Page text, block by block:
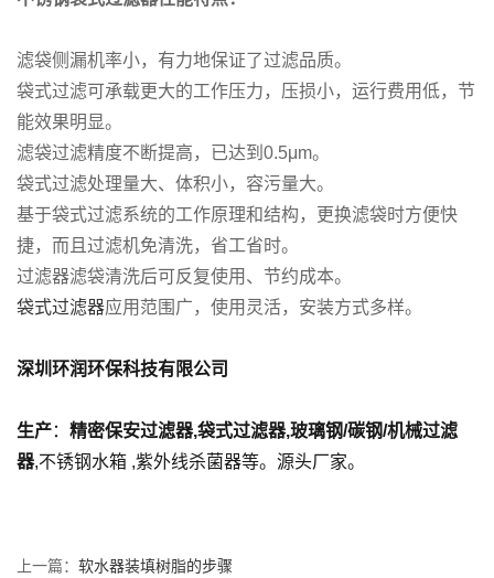
滤袋侧漏机率小，有力地保证了过滤品质。
袋式过滤可承载更大的工作压力，压损小，运行费用低，节
能效果明显。
滤袋过滤精度不断提高，已达到0.5μm。
袋式过滤处理量大、体积小，容污量大。
基于袋式过滤系统的工作原理和结构，更换滤袋时方便快
捷，而且过滤机免清洗，省工省时。
过滤器滤袋清洗后可反复使用、节约成本。
袋式过滤器应用范围广，使用灵活，安装方式多样。
深圳环润环保科技有限公司
生产： 精密保安过滤器,袋式过滤器,玻璃钢/碳钢/机械过滤
器,不锈钢水箱 ,紫外线杀菌器等。源头厂家。
上一篇： 软水器装填树脂的步骤